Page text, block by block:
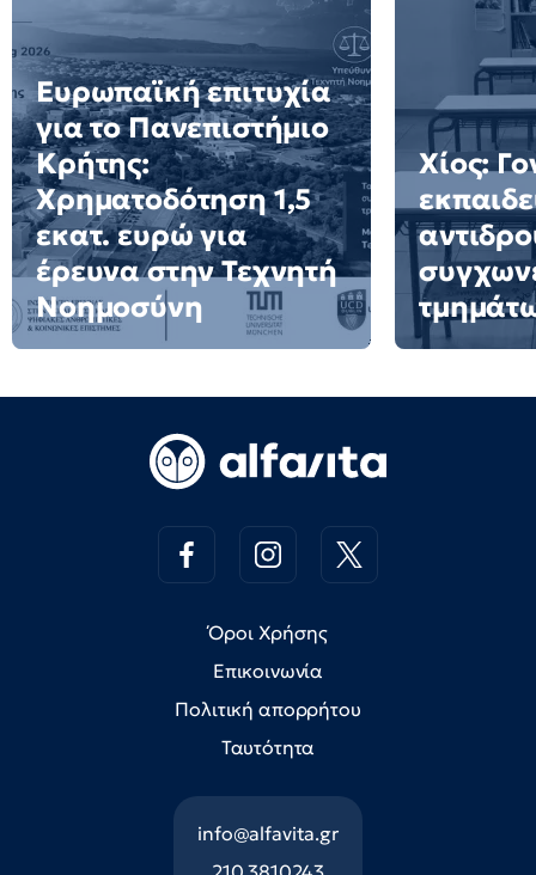
Ευρωπαϊκή επιτυχία
για το Πανεπιστήμιο
Κρήτης:
Χρηματοδότηση 1,5
εκατ. ευρώ για
έρευνα στην Τεχνητή
Νοημοσύνη
Χίος:
Όροι Χρήσης
Επικοινωνία
Πολιτική απορρήτου
Ταυτότητα
info@alfavita.gr